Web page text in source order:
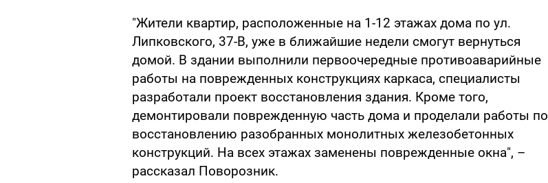
"Жители квартир, расположенные на 1-12 этажах дома по ул.
Липковского, 37-В, уже в ближайшие недели смогут вернуться
домой. В здании выполнили первоочередные противоаварийные
работы на поврежденных конструкциях каркаса, специалисты
разработали проект восстановления здания. Кроме того,
демонтировали поврежденную часть дома и проделали работы по
восстановлению разобранных монолитных железобетонных
конструкций. На всех этажах заменены поврежденные окна", –
рассказал Поворозник.